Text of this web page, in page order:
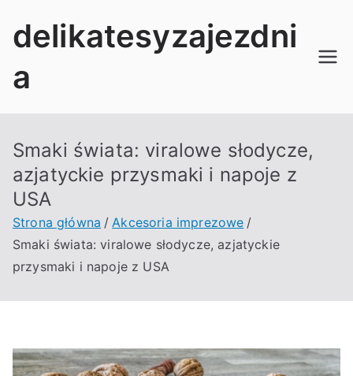
dodelikatesyzajezdni
a
Smaki świata: viralowe słodycze,
azjatyckie przysmaki i napoje z
USA
Strona główna
Akcesoria imprezowe
Smaki świata: viralowe słodycze, azjatyckie
przysmaki i napoje z USA